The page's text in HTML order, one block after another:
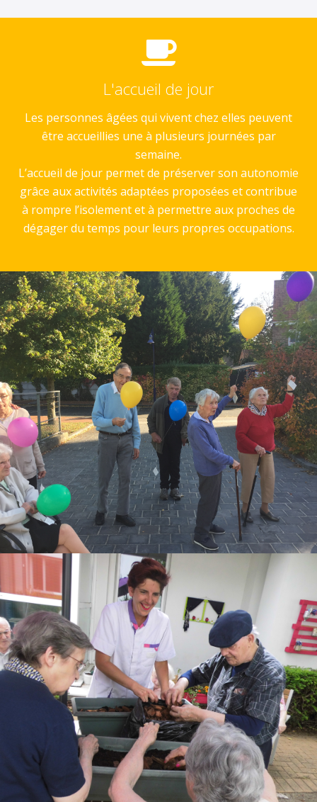
L'accueil de jour
Les personnes âgées qui vivent chez elles peuvent
être accueillies une à plusieurs journées par
semaine.
L’accueil de jour permet de préserver son autonomie
grâce aux activités adaptées proposées et contribue
à rompre l’isolement et à permettre aux proches de
dégager du temps pour leurs propres occupations.